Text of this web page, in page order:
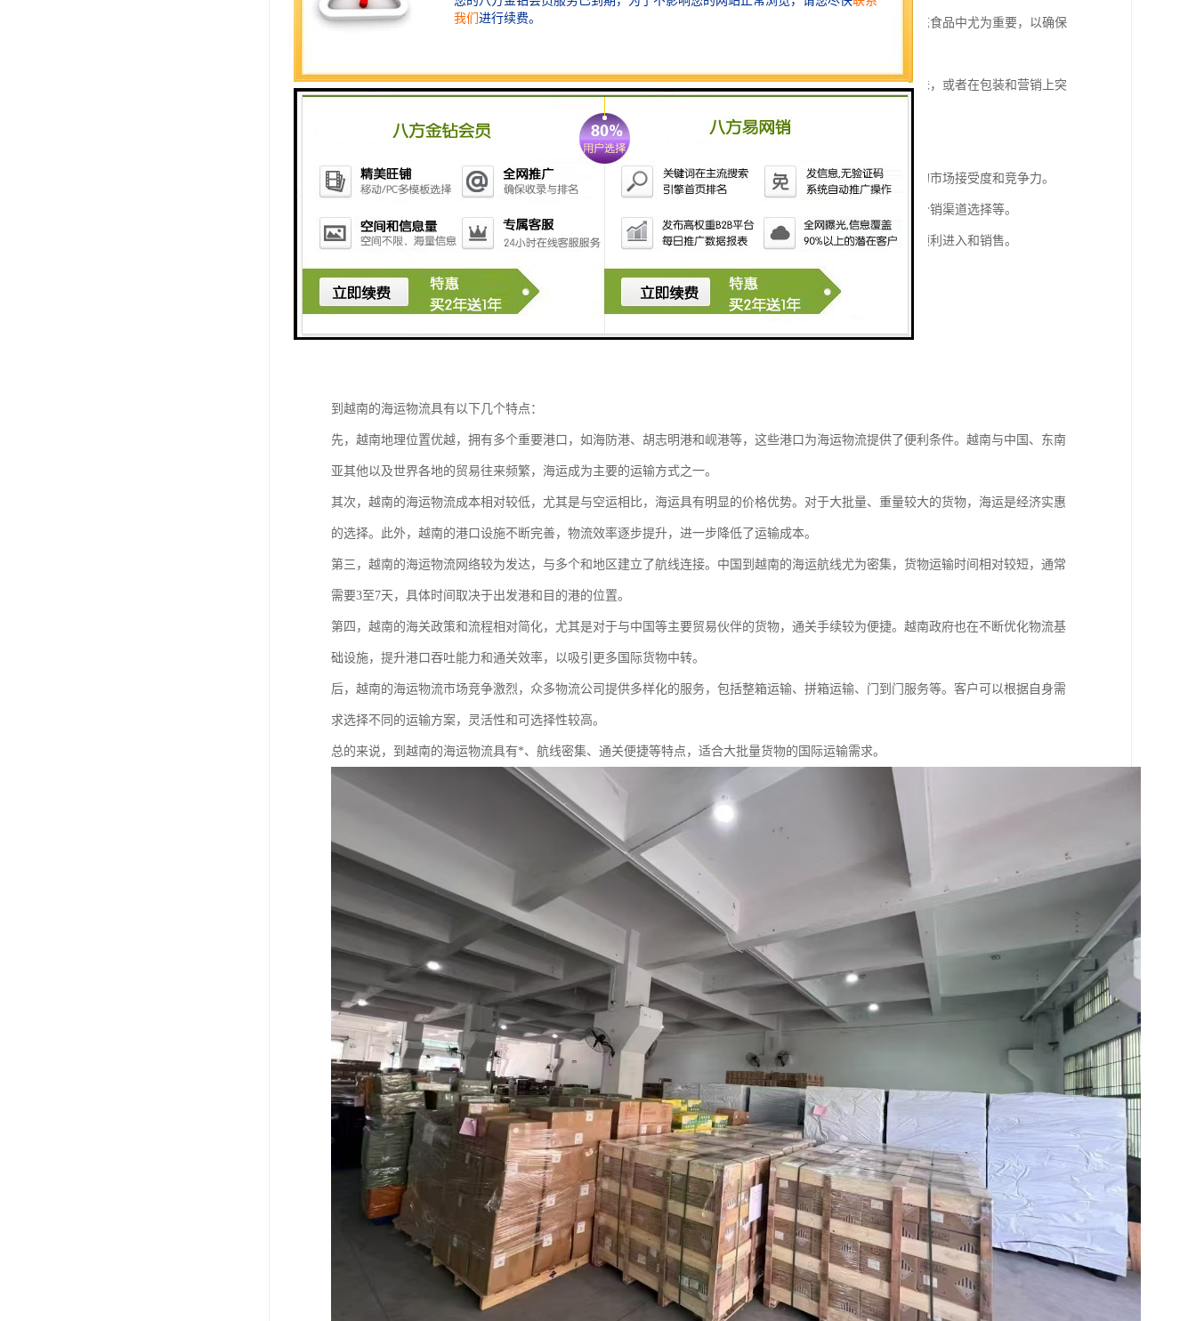
3. 物流和运输：由于越南的地理位置，食品运输需要考虑到保鲜和物流效率。冷链物流在运输新鲜食品和冷冻食品中尤为重要，以确保
4. 文化和口味偏好：越南的饮食文化丰富，消费者偏好新鲜、清淡、健康的食品。进口食品需要适应当地口味，或者在包装和营销上突
5. 价格敏感：越南消费者对价格较为敏感，因此在定价策略上需要考虑到当地市场的消费能力和竞争情况。
6. 和营销：在越南市场，度和营销策略对食品的销售至关重要。通过有效的市场推广和建设，可以提升产品的市场接受度和竞争力。
7. 本地化策略：为了地适应越南市场，食品企业可能需要考虑本地化策略，包括产品配方调整、包装设计、分销渠道选择等。
8. 合作伙伴关系：建立与当地经销商、零售商和物流服务提供商的良好合作关系，有助于食品在越南市场的顺利进入和销售。
了解这些特点并制定相应的策略，有助于食品企业成功进入和拓展越南市场。
到越南的海运物流具有以下几个特点：
先，越南地理位置优越，拥有多个重要港口，如海防港、胡志明港和岘港等，这些港口为海运物流提供了便利条件。越南与中国、东南
亚其他以及世界各地的贸易往来频繁，海运成为主要的运输方式之一。
其次，越南的海运物流成本相对较低，尤其是与空运相比，海运具有明显的价格优势。对于大批量、重量较大的货物，海运是经济实惠
的选择。此外，越南的港口设施不断完善，物流效率逐步提升，进一步降低了运输成本。
第三，越南的海运物流网络较为发达，与多个和地区建立了航线连接。中国到越南的海运航线尤为密集，货物运输时间相对较短，通常
需要3至7天，具体时间取决于出发港和目的港的位置。
第四，越南的海关政策和流程相对简化，尤其是对于与中国等主要贸易伙伴的货物，通关手续较为便捷。越南政府也在不断优化物流基
础设施，提升港口吞吐能力和通关效率，以吸引更多国际货物中转。
后，越南的海运物流市场竞争激烈，众多物流公司提供多样化的服务，包括整箱运输、拼箱运输、门到门服务等。客户可以根据自身需
求选择不同的运输方案，灵活性和可选择性较高。
总的来说，到越南的海运物流具有*、航线密集、通关便捷等特点，适合大批量货物的国际运输需求。